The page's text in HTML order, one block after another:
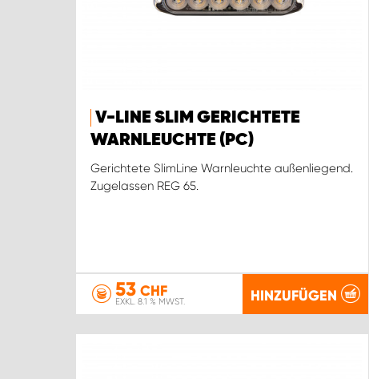
V-LINE SLIM GERICHTETE
WARNLEUCHTE (PC)
Gerichtete SlimLine Warnleuchte außenliegend.
Zugelassen REG 65.
53 CHF
EXKL. 8.1 % MWST. HINZUFÜGEN